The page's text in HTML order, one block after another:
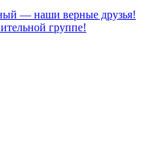
— наши верные друзья!
группе!